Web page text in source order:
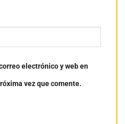
electrónico y web en
vez que comente.